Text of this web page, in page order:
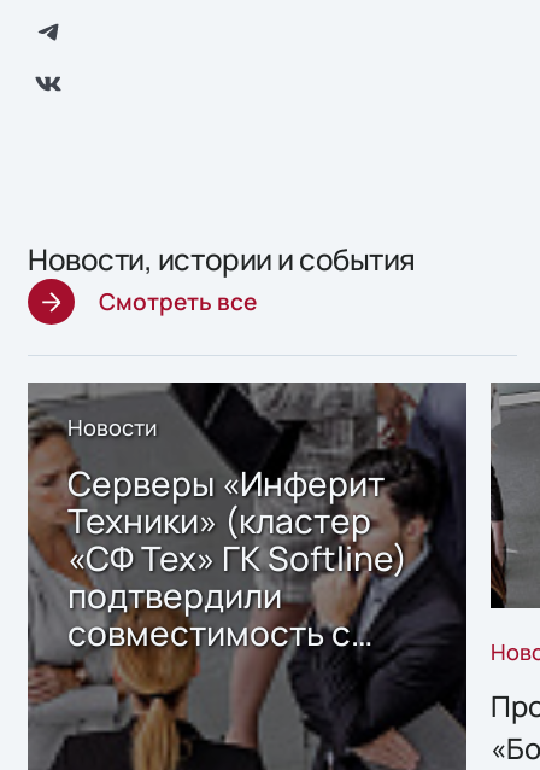
Новости, истории и события
Смотреть все
Новости
Серверы «Инферит
Техники» (кластер
«СФ Тех» ГК Softline)
подтвердили
совместимость с
решением Sharx
Storage 2.x для
хранения данных